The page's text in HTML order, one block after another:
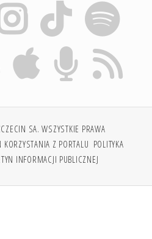
SA. WSZYSTKIE PRAWA
KORZYSTANIA Z PORTALU POLITYKA
INFORMACJI PUBLICZNEJ